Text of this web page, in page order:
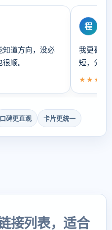
知道方向，没必
顺。
程
我更喜欢
短，分类
口碑更直观 卡片更统一
接列表，适合